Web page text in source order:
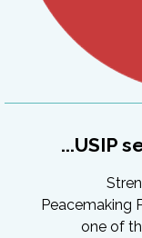
USIP
Peacemaking
one of